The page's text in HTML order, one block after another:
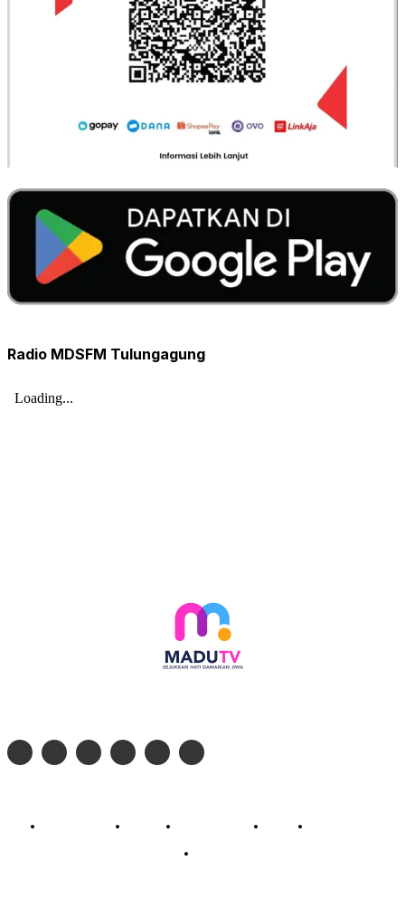
Radio MDSFM Tulungagung
Profil Madu TV Redaksi Pedoman Siber Kontak